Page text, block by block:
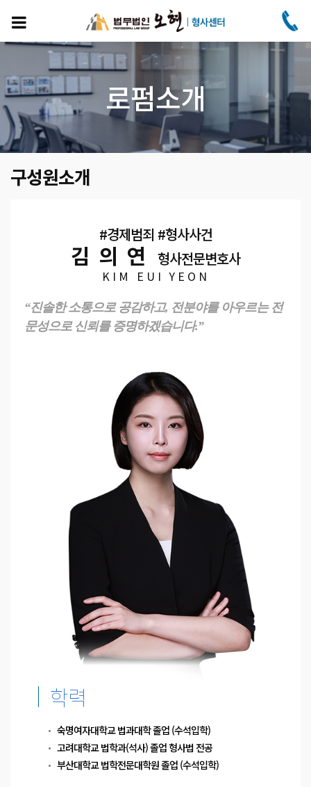
주
요
콘
로
건
너
뛰
기
로펌소개
구성원소개
#경제범죄 #형사사건
김의연 형사전문변호사
KIM EUI YEON
“진솔한 소통으로 공감하고, 전분야를 아우르는 전
문성으로 신뢰를 증명하겠습니다.”
학력
숙명여자대학교 법과대학 졸업 (수석입학)
고려대학교 법학과(석사) 졸업 형사법 전공
부산대학교 법학전문대학원 졸업 (수석입학)